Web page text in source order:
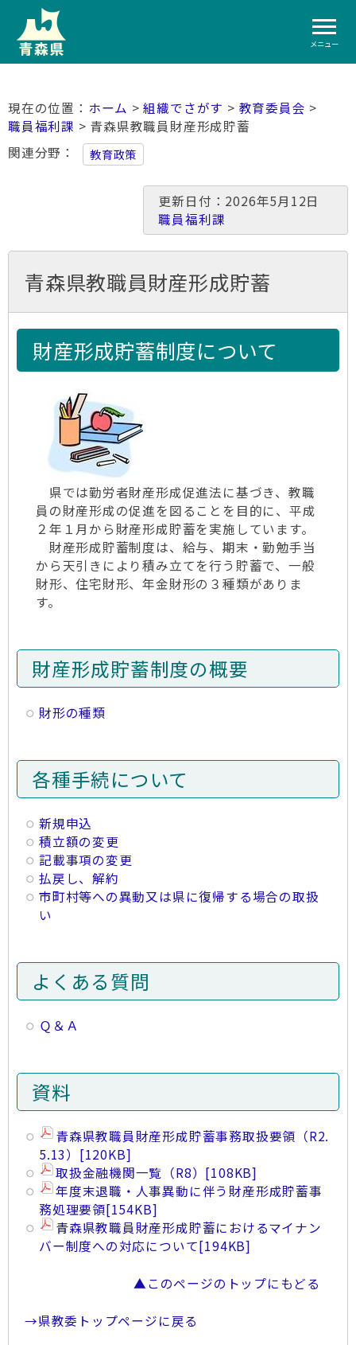
メニュー
ホーム >組織でさがす > 教育委員会 >
職員福利課 > 青森県教職員財産形成貯蓄
関連分野
教育政策
更新日付：2026年5月12日
職員福利課
青森県教職員財産形成貯蓄
財産形成貯蓄制度について
県では勤労者財産形成促進法に基づき、教職
員の財産形成の促進を図ることを目的に、平成
２年１月から財産形成貯蓄を実施しています。
財産形成貯蓄制度は、給与、期末・勤勉手当
から天引きにより積み立てを行う貯蓄で、一般
財形、住宅財形、年金財形の３種類がありま
す。
財産形成貯蓄制度の概要
財形の種類
各種手続について
新規申込
積立額の変更
記載事項の変更
払戻し、解約
市町村等への異動又は県に復帰する場合の取扱
い
よくある質問
Ｑ＆Ａ
資料
青森県教職員財産形成貯蓄事務取扱要領（R2.
5.13） [120KB]
取扱金融機関一覧（R8） [108KB]
年度末退職・人事異動に伴う財産形成貯蓄事
務処理要領[154KB]
青森県教職員財産形成貯蓄におけるマイナン
バー制度への対応について[194KB]
▲このページのトップにもどる
→県教委トップページに戻る